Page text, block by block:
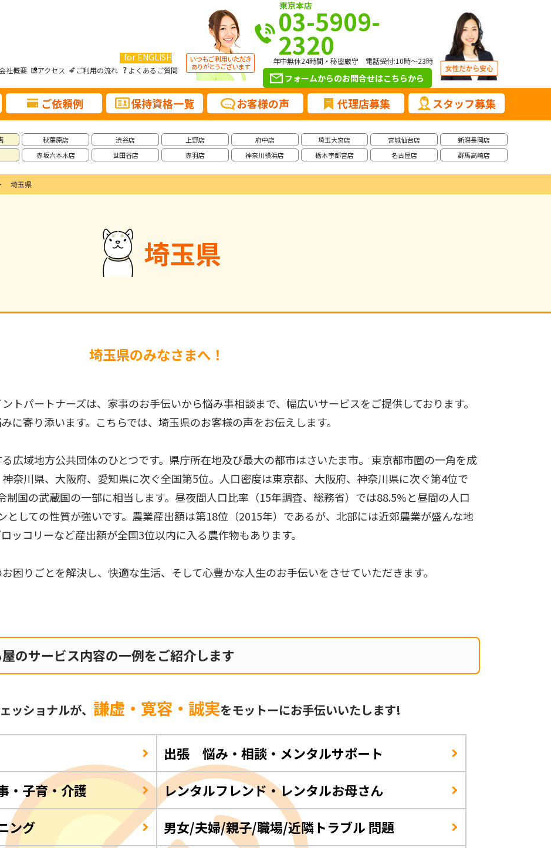
for ENGLISH
社概要 アクセス ご利用の流れ よくあるご質問
東京本店
03-5909-
2320
年中無休24時間・秘密厳守 電話受付:10時～23時
フォームからのお問合せはこちらから
ご依頼例 保持資格一覧 お客様の声 代理店募集 スタッフ募集
秋葉原店
赤坂六本木店
渋谷店
世田谷店
上野店
赤羽店
府中店
神奈川横浜店
埼玉大宮店
栃木宇都宮店
宮城仙台店
名古屋店
新潟長岡店
群馬高崎店
埼玉県
埼玉県
埼玉県のみなさまへ！
トパートナーズは、家事のお手伝いから悩み事相談まで、幅広いサービスをご提供しております。
に寄り添います。こちらでは、埼玉県のお客様の声をお伝えします。
広域地方公共団体のひとつです。県庁所在地及び最大の都市はさいたま市。 東京都市圏の一角を成
奈川県、大阪府、愛知県に次ぐ全国第5位。人口密度は東京都、大阪府、神奈川県に次ぐ第4位で
制国の武蔵国の一部に相当します。昼夜間人口比率（15年調査、総務省）では88.5%と昼間の人口
としての性質が強いです。農業産出額は第18位（2015年）であるが、北部には近郊農業が盛んな地
ッコリーなど産出額が全国3位以内に入る農作物もあります。
困りごとを解決し、快適な生活、そして心豊かな人生のお手伝いをさせていただきます。
屋のサービス内容の一例をご紹介します
ッショナルが、謙虚・寛容・誠実をモットーにお手伝いいたします!
出張 悩み・相談・メンタルサポート
・子育・介護
レンタルフレンド・レンタルお母さん
ング
男女/夫婦/親子/職場/近隣トラブル 問題